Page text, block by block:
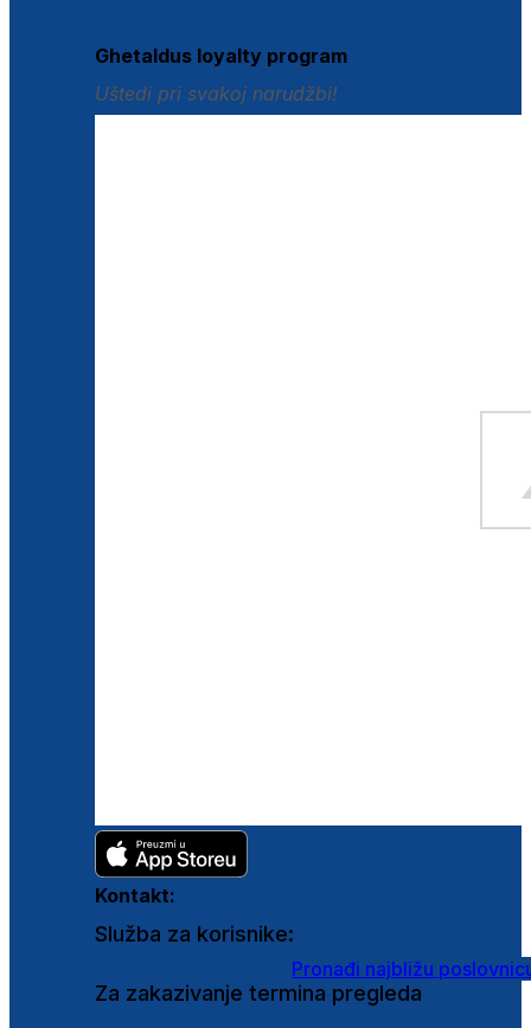
Ghetaldus loyalty program
Uštedi pri svakoj narudžbi!
Kontakt:
Služba za korisnike:
Pronađi najbližu
Za zakazivanje termina pregleda